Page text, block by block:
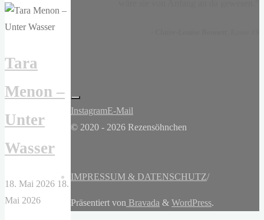
Tara
Menon –
Unter
Wasser
18. Mai 2026 18.
Mai 2026
InstagramE-Mail
© 2020 - 2026 Rezensöhnchen
IMPRESSUM & DATENSCHUTZ/
Präsentiert von Bravada & WordPress.